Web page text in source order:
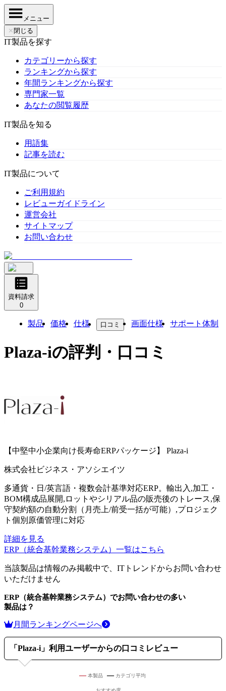
メニュー
✕ 閉じる
IT製品を探す
カテゴリーから探す
ランキングから探す
年間ランキングから探す
専門家一覧
あなたの閲覧履歴
IT製品を知る
用語集
記事を読む
IT製品について
ご利用規約
レビューガイドライン
運営会社
サイトマップ
お問い合わせ
資料請求
0
製品 価格 仕様 口コミ 画面仕様 サポート体制
Plaza-iの評判・口コミ
【中堅中小企業向け長寿命ERPパッケージ】 Plaza-i
株式会社ビジネス・アソシエイツ
多通貨・日/英言語・複数会計基準対応ERP。輸出入,加工・
BOM構成品展開,ロットやシリアル品の販売後のトレース,保
守契約額の自動分割（月売上/前受一括が可能）,プロジェク
ト個別原価管理に対応
詳細を見る
ERP（統合基幹業務システム） 一覧はこちら
当該製品は情報のみ掲載中で、ITトレンドからお問い合わせ
いただけません
ERP（統合基幹業務システム） でお問い合わせの多い
製品は？
月間ランキングページへ
「 Plaza-i 」利用ユーザーからの口コミレビュー